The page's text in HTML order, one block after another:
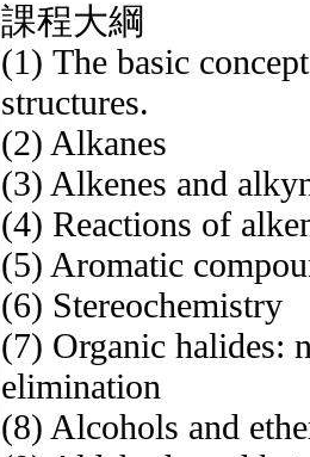
課程大綱
(1) The basic
structures.
(2) Alkanes
(3) Alkenes and
(4) Reactions of
(5) Aromatic
(6) Stereochemistry
(7) Organic halides:
elimination
(8) Alcohols and